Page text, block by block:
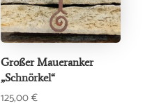
Großer Maueranker
„Schnörkel“
125,00€